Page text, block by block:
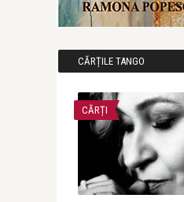
CĂRȚILE TANGO
CĂRȚI